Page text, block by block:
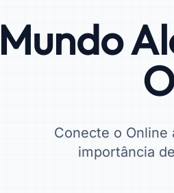
Mundo
Conecte o Online
importância